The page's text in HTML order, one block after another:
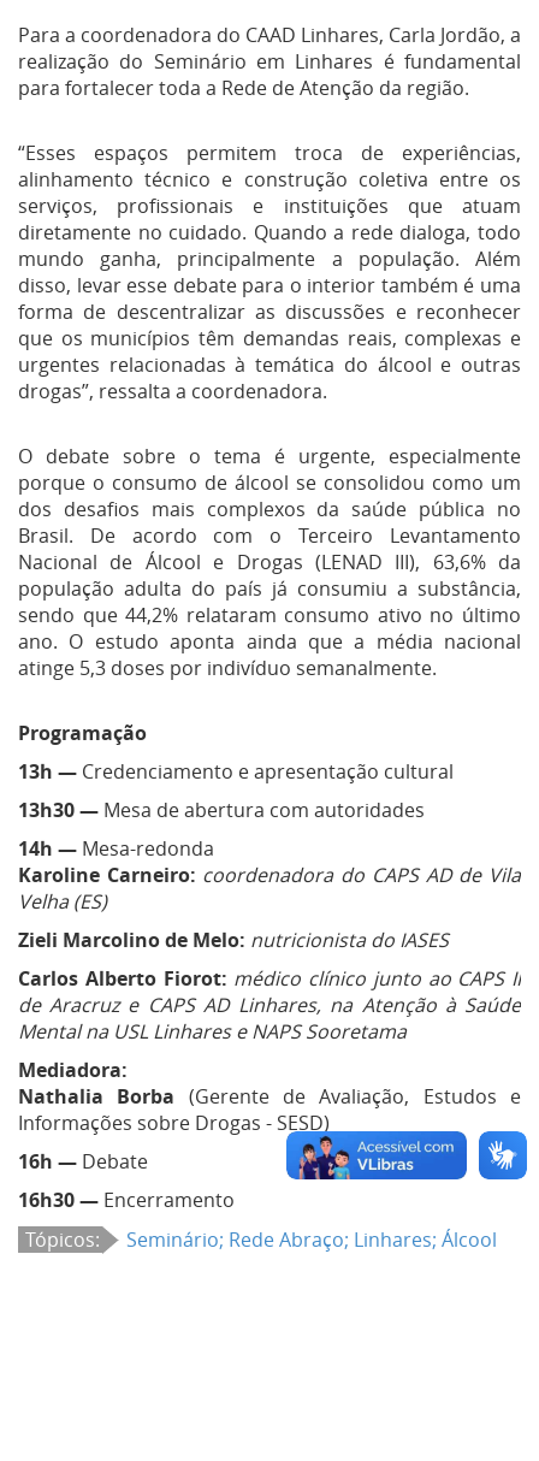
Para a coordenadora do CAAD Linhares, Carla Jordão, a
realização do Seminário em Linhares é fundamental
para fortalecer toda a Rede de Atenção da região.
“Esses espaços permitem troca de experiências,
alinhamento técnico e construção coletiva entre os
serviços, profissionais e instituições que atuam
diretamente no cuidado. Quando a rede dialoga, todo
mundo ganha, principalmente a população. Além
disso, levar esse debate para o interior também é uma
forma de descentralizar as discussões e reconhecer
que os municípios têm demandas reais, complexas e
urgentes relacionadas à temática do álcool e outras
drogas”, ressalta a coordenadora.
O debate sobre o tema é urgente, especialmente
porque o consumo de álcool se consolidou como um
dos desafios mais complexos da saúde pública no
Brasil. De acordo com o Terceiro Levantamento
Nacional de Álcool e Drogas (LENAD III), 63,6% da
população adulta do país já consumiu a substância,
sendo que 44,2% relataram consumo ativo no último
ano. O estudo aponta ainda que a média nacional
atinge 5,3 doses por indivíduo semanalmente.
Programação
13h — Credenciamento e apresentação cultural
13h30 — Mesa de abertura com autoridades
14h — Mesa-redonda
Karoline Carneiro: coordenadora do CAPS AD de Vila
Velha (ES)
Zieli Marcolino de Melo: nutricionista do IASES
Carlos Alberto Fiorot: médico clínico junto ao CAPS II
de Aracruz e CAPS AD Linhares, na Atenção à Saúde
Mental na USL Linhares e NAPS Sooretama
Mediadora:
Nathalia Borba (Gerente de Avaliação, Estudos e
Informações sobre Drogas - SESD)
16h — Debate
16h30 — Encerramento
Tópicos:
Seminário; Rede Abraço; Linhares; Álcool